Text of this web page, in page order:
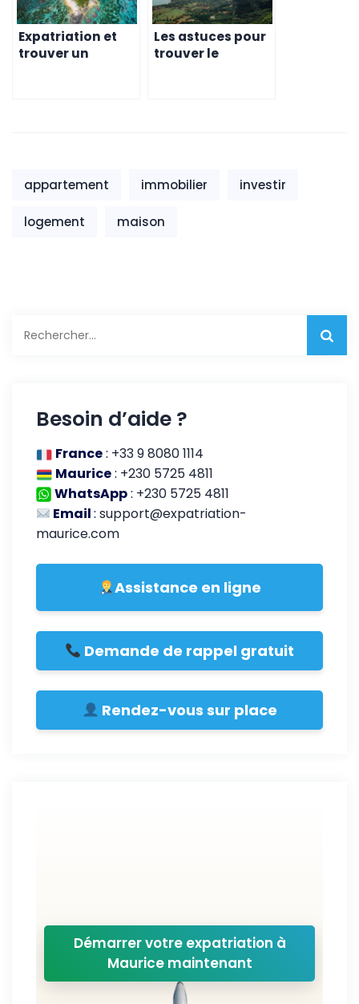
Expatriation et
trouver un
Les astuces pour
trouver le
appartement immobilier investir
logement maison
Besoin d’aide ?
France: +33 9 8080 1114
Maurice: +230 5725 4811
WhatsApp: +230 5725 4811
Email:support@expatriation-
maurice.com
Assistance en ligne
Demande de rappel gratuit
Rendez-vous sur place
Démarrer votre expatriation à
Maurice maintenant